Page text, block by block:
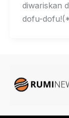
diwariskan
dofu-